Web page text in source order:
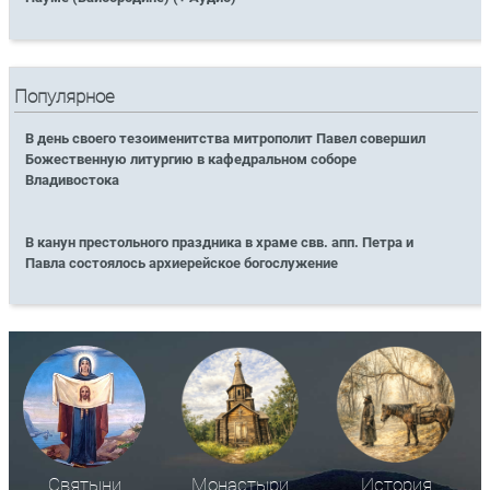
Популярное
В день своего тезоименитства митрополит Павел совершил
Божественную литургию в кафедральном соборе
Владивостока
В канун престольного праздника в храме свв. апп. Петра и
Павла состоялось архиерейское богослужение
Святыни Монастыри История